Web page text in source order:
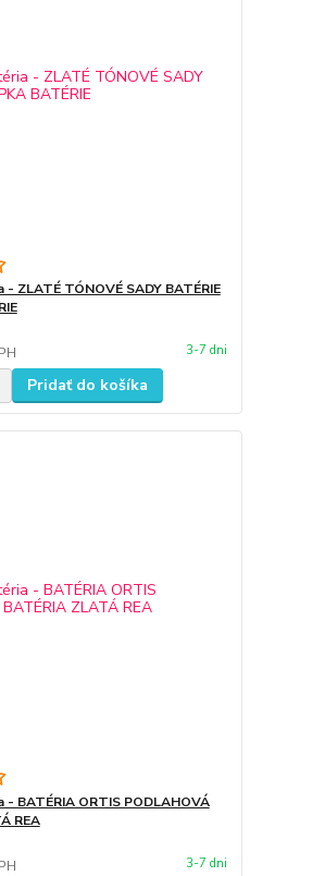
ZLATÉ TÓNOVÉ SADY BATÉRIE
3-7 dni
Pridať do košíka
BATÉRIA ORTIS PODLAHOVÁ
REA
3-7 dni